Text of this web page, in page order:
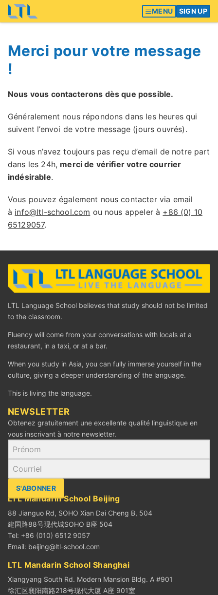
MENU SIGN UP
Merci pour votre message
!
Nous vous contacterons dès que possible.
Généralement nous répondons dans les heures qui
suivent l’envoi de votre message (jours ouvrés).
Si vous n’avez toujours pas reçu d’email de notre part
dans les 24h, merci de vérifier votre courrier
indésirable.
Vous pouvez également nous contacter via email
à info@ltl-school.com ou nous appeler à +86 (0) 10
65129057.
LTL Language School believes that study should not be limited
to the classroom.
Fluency will come from your conversations with locals at a
restaurant, in a taxi, or at a bar.
When you study in Asia, you can fully immerse yourself in the
culture, giving a deeper understanding of the language.
This is living the language.
‪NEWSLETTER
Obtenez gratuitement une excellente qualité linguistique en
vous inscrivant à notre newsletter.
S'ABONNER
LTL Mandarin School Beijing
88 Jianguo Rd, SOHO Xian Dai Cheng B, 504
建国路88号现代城SOHO B座 504
Tel: +86 (010) 6512 9057
Email: beijing@ltl-school.com
LTL Mandarin School Shanghai
Xiangyang South Rd. Modern Mansion Bldg. A #901
徐汇区襄阳南路218号现代大厦 A座 901室